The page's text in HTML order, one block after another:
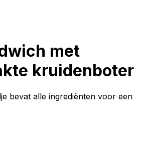
met
kruidenboter
bevat alle ingrediënten voor een